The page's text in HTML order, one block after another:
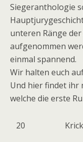
Siegeranthologie
unteren Ränge
aufgenommen
einmal spannend.
Wir halten euch
Und hier findet ihr
welche die erste
20